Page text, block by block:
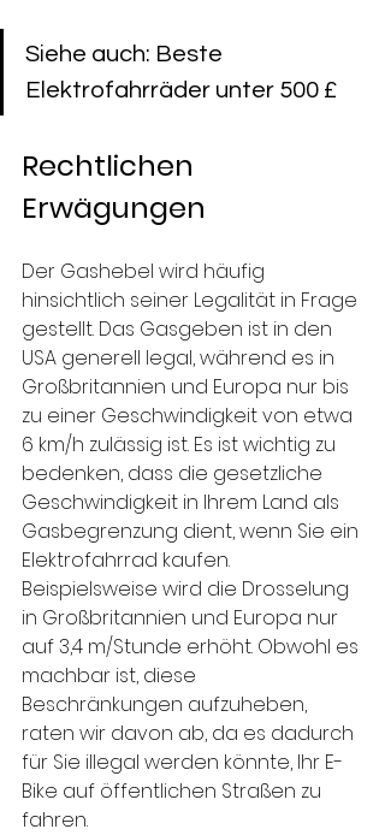
Siehe auch: Beste
Elektrofahrräder unter 500 £
Rechtlichen
Erwägungen
Der Gashebel wird häufig
hinsichtlich seiner Legalität in Frage
gestellt. Das Gasgeben ist in den
USA generell legal, während es in
Großbritannien und Europa nur bis
zu einer Geschwindigkeit von etwa
6 km/h zulässig ist. Es ist wichtig zu
bedenken, dass die gesetzliche
Geschwindigkeit in Ihrem Land als
Gasbegrenzung dient, wenn Sie ein
Elektrofahrrad kaufen.
Beispielsweise wird die Drosselung
in Großbritannien und Europa nur
auf 3,4 m/Stunde erhöht. Obwohl es
machbar ist, diese
Beschränkungen aufzuheben,
raten wir davon ab, da es dadurch
für Sie illegal werden könnte, Ihr E-
Bike auf öffentlichen Straßen zu
fahren.